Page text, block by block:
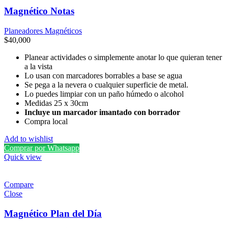
Magnético Notas
Planeadores Magnéticos
$40,000
Planear actividades o simplemente anotar lo que quieran tener
a la vista
Lo usan con marcadores borrables a base se agua
Se pega a la nevera o cualquier superficie de metal.
Lo puedes limpiar con un paño húmedo o alcohol
Medidas 25 x 30cm
Incluye un marcador imantado con borrador
Compra local
Add to wishlist
Comprar por Whatsapp
Quick view
Compare
Close
Magnético Plan del Día